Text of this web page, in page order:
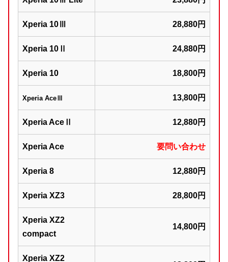
Xperia 10Ⅲ 28,880円
Xperia 10Ⅱ 24,880円
Xperia 10 18,800円
Xperia AceⅢ 13,800円
Xperia AceⅡ 12,880円
Xperia Ace 要問い合わせ
Xperia 8 12,880円
Xperia XZ3 28,800円
Xperia XZ2
compact
14,800円
Xperia XZ2